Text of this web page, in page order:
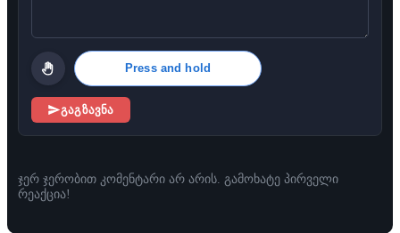
Press and hold
გაგზავნა
ჯერ ჯერობით კომენტარი არ არის. გამოხატე პირველი
რეაქცია!